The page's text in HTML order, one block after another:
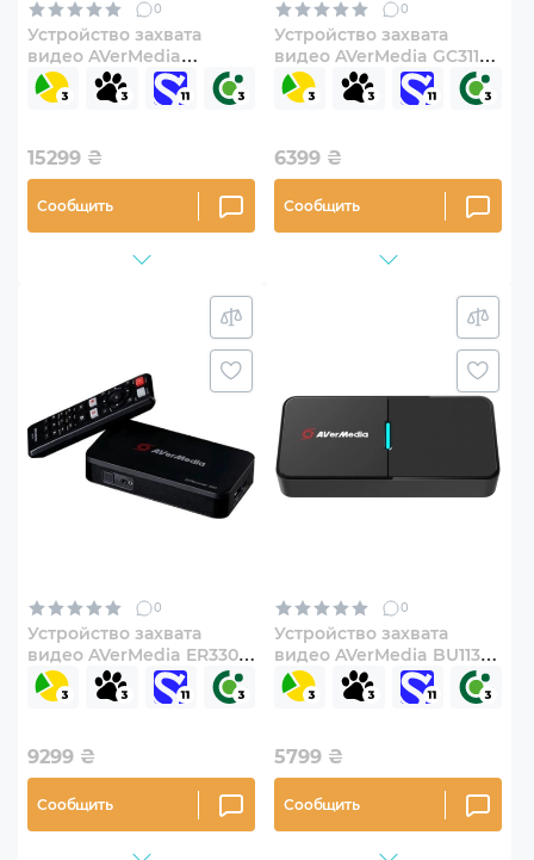
0
Устройство захвата
видео AVerMedia
GC553G2 Live Gamer
ULTRA 2.1 RGB Black
15299 ₴
Сообщить
0
Устройство захвата
видео AVerMedia GC311
Live Gamer MINI
(61GC3110A0AB)
6399 ₴
Сообщить
0
Устройство захвата
видео AVerMedia ER330
EzRecorder
(61ER330000AB)
9299 ₴
Сообщить
0
Устройство захвата
видео AVerMedia BU113
Live Streamer CAP 4K
(61BU113000AM)
5799 ₴
Сообщить